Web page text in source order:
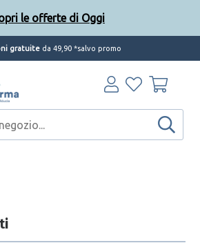
gratuite da 49,90 *salvo promo
le offerte di Oggi